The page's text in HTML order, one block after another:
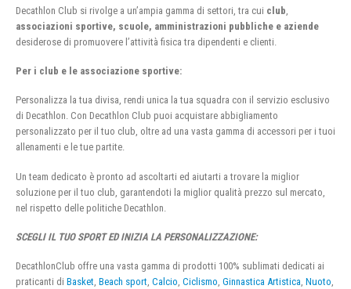
Decathlon Club si rivolge a un’ampia gamma di settori, tra cui club
associazioni sportive, scuole, amministrazioni pubbliche e aziende
desiderose di promuovere l’attività fisica tra dipendenti e clienti.
Per i club e le associazione sportive:
Personalizza la tua divisa, rendi unica la tua squadra con il servizio esclusivo
di Decathlon. Con Decathlon Club puoi acquistare abbigliamento
personalizzato per il tuo club, oltre ad una vasta gamma di accessori per i tuoi
allenamenti e le tue partite.
Un team dedicato è pronto ad ascoltarti ed aiutarti a trovare la miglior
soluzione per il tuo club, garantendoti la miglior qualità prezzo sul mercato,
nel rispetto delle politiche Decathlon.
SCEGLI IL TUO SPORT ED INIZIA LA PERSONALIZZAZIONE:
DecathlonClub offre una vasta gamma di prodotti 100% sublimati dedicati ai
praticanti di Basket, Beach sport, Calcio, Ciclismo, Ginnastica Artistica, Nuoto,